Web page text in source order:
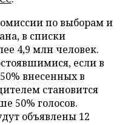
по выборам и
в списки
4,9 млн человек.
если в
внесенных в
становится
50% голосов.
объявлены 12